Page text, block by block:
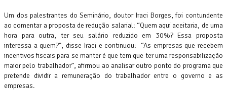
Um dos palestrantes do Seminário, doutor Iraci Borges, foi contundente
ao comentar a proposta de redução salarial: “Quem aqui aceitaria, de uma
hora para outra, ter seu salário reduzido em 30%? Essa proposta
interessa a quem?”, disse Iraci e continuou: “As empresas que recebem
incentivos fiscais para se manter é que tem que ter uma responsabilização
maior pelo trabalhador”, afirmou ao analisar outro ponto do programa que
pretende dividir a remuneração do trabalhador entre o governo e as
empresas.